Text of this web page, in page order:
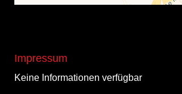
Impressum
Keine Informationen verfügbar